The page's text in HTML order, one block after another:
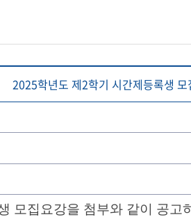
2025학년도 제2학기 시간제등록생 모
모집요강을 첨부와 같이 공고